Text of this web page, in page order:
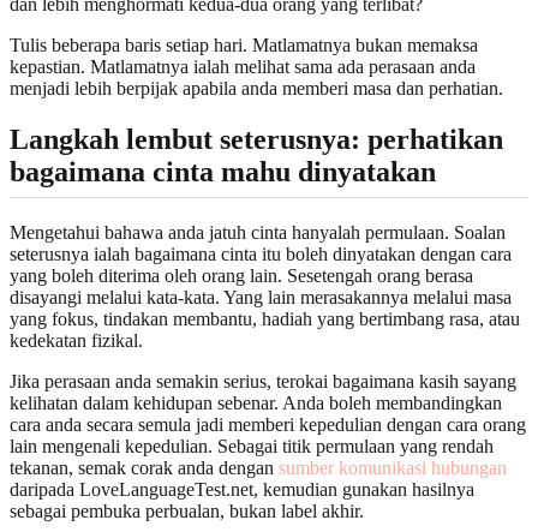
dan lebih menghormati kedua-dua orang yang terlibat?
Tulis beberapa baris setiap hari. Matlamatnya bukan memaksa
kepastian. Matlamatnya ialah melihat sama ada perasaan anda
menjadi lebih berpijak apabila anda memberi masa dan perhatian.
Langkah lembut seterusnya: perhatikan
bagaimana cinta mahu dinyatakan
Mengetahui bahawa anda jatuh cinta hanyalah permulaan. Soalan
seterusnya ialah bagaimana cinta itu boleh dinyatakan dengan cara
yang boleh diterima oleh orang lain. Sesetengah orang berasa
disayangi melalui kata-kata. Yang lain merasakannya melalui masa
yang fokus, tindakan membantu, hadiah yang bertimbang rasa, atau
kedekatan fizikal.
Jika perasaan anda semakin serius, terokai bagaimana kasih sayang
kelihatan dalam kehidupan sebenar. Anda boleh membandingkan
cara anda secara semula jadi memberi kepedulian dengan cara orang
lain mengenali kepedulian. Sebagai titik permulaan yang rendah
tekanan, semak corak anda dengan sumber komunikasi hubungan
daripada LoveLanguageTest.net, kemudian gunakan hasilnya
sebagai pembuka perbualan, bukan label akhir.